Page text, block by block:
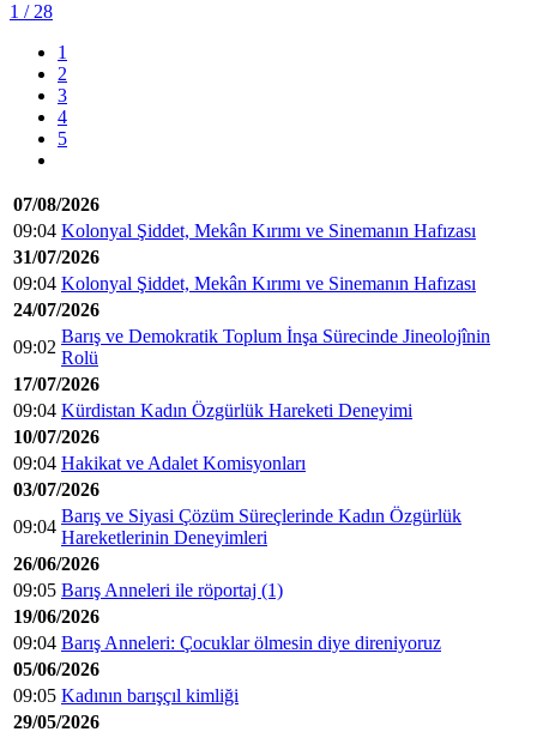
1 / 28
1
2
3
4
5
07/08/2026
09:04 Kolonyal Şiddet, Mekân Kırımı ve Sinemanın Hafızası
31/07/2026
09:04 Kolonyal Şiddet, Mekân Kırımı ve Sinemanın Hafızası
24/07/2026
09:02
Barış ve Demokratik Toplum İnşa Sürecinde Jineolojînin
Rolü
17/07/2026
09:04 Kürdistan Kadın Özgürlük Hareketi Deneyimi
10/07/2026
09:04 Hakikat ve Adalet Komisyonları
03/07/2026
09:04
Barış ve Siyasi Çözüm Süreçlerinde Kadın Özgürlük
Hareketlerinin Deneyimleri
26/06/2026
09:05 Barış Anneleri ile röportaj (1)
19/06/2026
09:04 Barış Anneleri: Çocuklar ölmesin diye direniyoruz
05/06/2026
09:05 Kadının barışçıl kimliği
29/05/2026